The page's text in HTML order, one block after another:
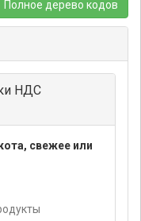
Полное дерево кодов
НДС
свежее или